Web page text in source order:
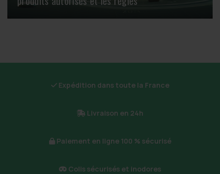
Expédition dans toute la France
Livraison en 24h
Paiement en ligne 100 % sécurisé
Colis sécurisés et inodores